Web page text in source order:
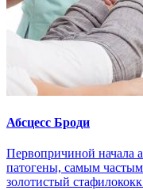
Абсцесс Броди
Первопричиной начала
патогены, самым
золотистый